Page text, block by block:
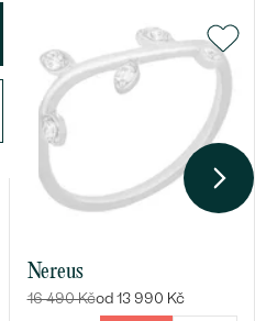
Nereus
16 490 Kčod 13 990 Kč